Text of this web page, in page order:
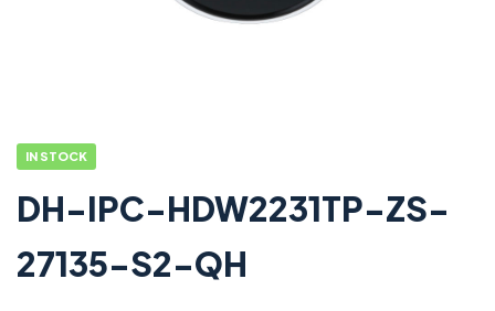
IN STOCK
DH-IPC-HDW2231TP-ZS-
27135-S2-QH